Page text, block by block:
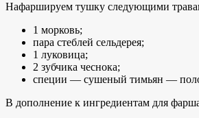
Нафаршируем тушку следующими
1 морковь;
пара стеблей сельдерея;
1 луковица;
2 зубчика чеснока;
специи — сушеный тимьян —
В дополнение к ингредиентам для